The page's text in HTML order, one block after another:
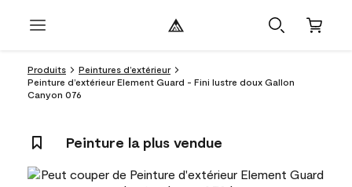
Produits
Peintures d’extérieur
Peinture d’extérieur Element Guard - Fini lustre doux Gallon
Canyon 076
Peinture la plus vendue